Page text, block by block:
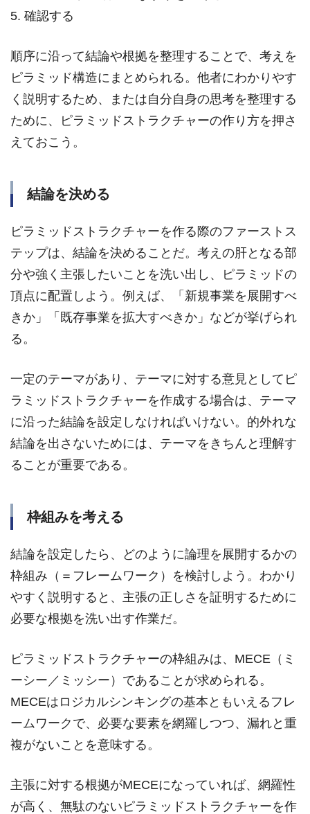
5. 確認する
順序に沿って結論や根拠を整理することで、考えを
ピラミッド構造にまとめられる。他者にわかりやす
く説明するため、または自分自身の思考を整理する
ために、ピラミッドストラクチャーの作り方を押さ
えておこう。
結論を決める
ピラミッドストラクチャーを作る際のファーストス
テップは、結論を決めることだ。考えの肝となる部
分や強く主張したいことを洗い出し、ピラミッドの
頂点に配置しよう。例えば、「新規事業を展開すべ
きか」「既存事業を拡大すべきか」などが挙げられ
る。
一定のテーマがあり、テーマに対する意見としてピ
ラミッドストラクチャーを作成する場合は、テーマ
に沿った結論を設定しなければいけない。的外れな
結論を出さないためには、テーマをきちんと理解す
ることが重要である。
枠組みを考える
結論を設定したら、どのように論理を展開するかの
枠組み（＝フレームワーク）を検討しよう。わかり
やすく説明すると、主張の正しさを証明するために
必要な根拠を洗い出す作業だ。
ピラミッドストラクチャーの枠組みは、MECE（ミ
ーシー／ミッシー）であることが求められる。
MECEはロジカルシンキングの基本ともいえるフレ
ームワークで、必要な要素を網羅しつつ、漏れと重
複がないことを意味する。
主張に対する根拠がMECEになっていれば、網羅性
が高く、無駄のないピラミッドストラクチャーを作